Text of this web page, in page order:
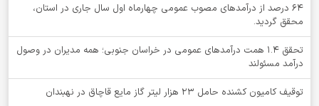
64 درصد از درآمدهای مصوب عمومی چهارماه اول سال جاری در استان،
محقق گردید.
تحقق ۱.۴ همت درآمدهای عمومی در خراسان جنوبی؛ همه مدیران در وصول
درآمد مسئولند
توقيف کامیون کشنده حامل 23 هزار لیتر گاز مایع قاچاق در نهبندان